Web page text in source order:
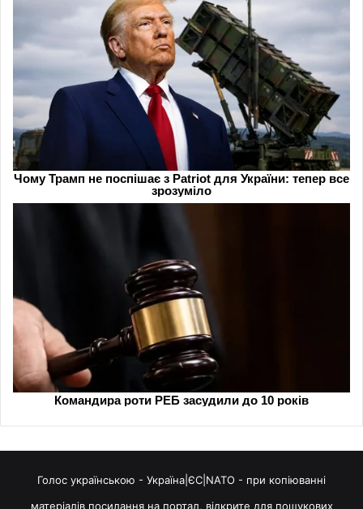
Голос українською - Україна|ЄС|NATO - при копіюванні
матеріалів посилання на портал, відкрите для пошукових